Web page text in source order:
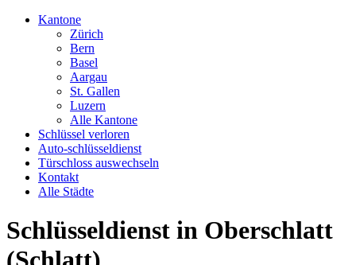
Kantone
Zürich
Bern
Basel
Aargau
St. Gallen
Luzern
Alle Kantone
Schlüssel verloren
Auto-schlüsseldienst
Türschloss auswechseln
Kontakt
Alle Städte
Schlüsseldienst in Oberschlatt